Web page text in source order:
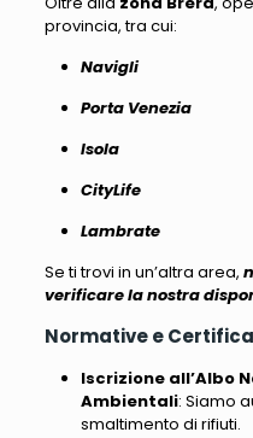
provincia, tra cui:
Navigli
Porta Venezia
Isola
CityLife
Lambrate
Se ti trovi in un’altra area,
verificare la nostra
Normative e
Iscrizione all’Albo
Ambientali: Siamo
smaltimento di rifiuti.